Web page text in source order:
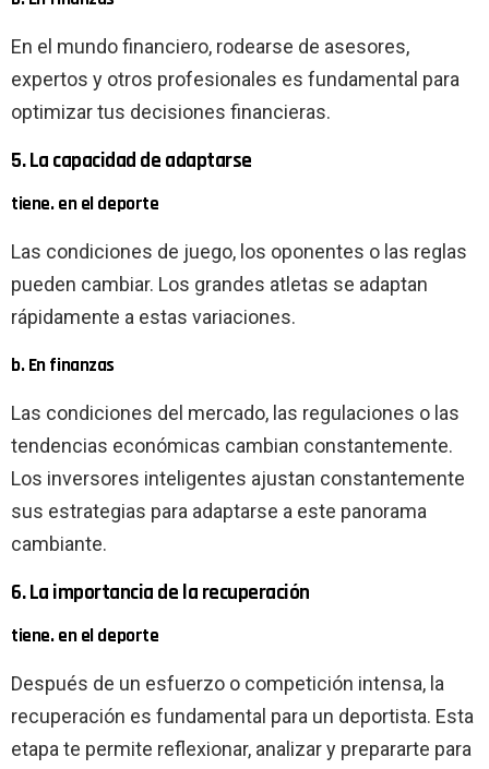
En el mundo financiero, rodearse de asesores,
expertos y otros profesionales es fundamental para
optimizar tus decisiones financieras.
5. La capacidad de adaptarse
tiene. en el deporte
Las condiciones de juego, los oponentes o las reglas
pueden cambiar. Los grandes atletas se adaptan
rápidamente a estas variaciones.
b. En finanzas
Las condiciones del mercado, las regulaciones o las
tendencias económicas cambian constantemente.
Los inversores inteligentes ajustan constantemente
sus estrategias para adaptarse a este panorama
cambiante.
6. La importancia de la recuperación
tiene. en el deporte
Después de un esfuerzo o competición intensa, la
recuperación es fundamental para un deportista. Esta
etapa te permite reflexionar, analizar y prepararte para